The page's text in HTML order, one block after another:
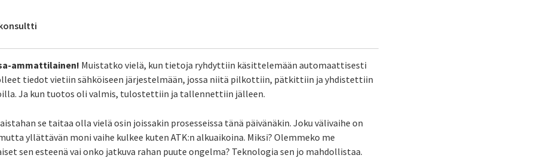
ammattilainen! Muistatko vielä, kun tietoja ryhdyttiin käsittelemään automaattisesti
tiedot vietiin sähköiseen järjestelmään, jossa niitä pilkottiin, pätkittiin ja yhdistettiin
Ja kun tuotos oli valmis, tulostettiin ja tallennettiin jälleen.
se taitaa olla vielä osin joissakin prosesseissa tänä päivänäkin. Joku välivaihe on
yllättävän moni vaihe kulkee kuten ATK:n alkuaikoina. Miksi? Olemmeko me
sen esteenä vai onko jatkuva rahan puute ongelma? Teknologia sen jo mahdollistaa.